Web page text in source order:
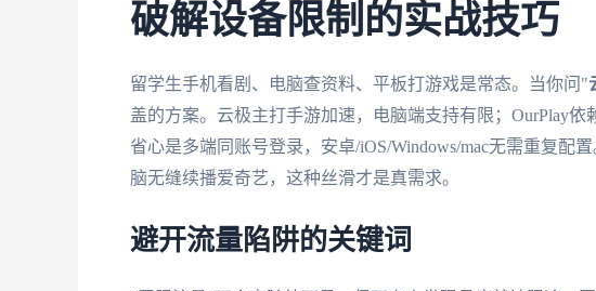
破解设备限制的实战技巧
留学生手机看剧、电脑查资料、平板打游戏是常态。当你问"
盖的方案。云极主打手游加速，电脑端支持有限；OurPlay
省心是多端同账号登录，安卓/iOS/Windows/mac无需重复配
脑无缝续播爱奇艺，这种丝滑才是真需求。
避开流量陷阱的关键词